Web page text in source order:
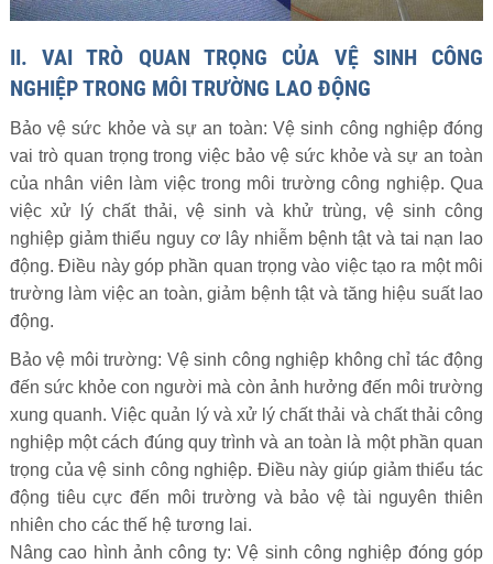
II. VAI TRÒ QUAN TRỌNG CỦA VỆ SINH CÔNG
NGHIỆP TRONG MÔI TRƯỜNG LAO ĐỘNG
Bảo vệ sức khỏe và sự an toàn: Vệ sinh công nghiệp đóng
vai trò quan trọng trong việc bảo vệ sức khỏe và sự an toàn
của nhân viên làm việc trong môi trường công nghiệp. Qua
việc xử lý chất thải, vệ sinh và khử trùng, vệ sinh công
nghiệp giảm thiểu nguy cơ lây nhiễm bệnh tật và tai nạn lao
động. Điều này góp phần quan trọng vào việc tạo ra một môi
trường làm việc an toàn, giảm bệnh tật và tăng hiệu suất lao
động.
Bảo vệ môi trường: Vệ sinh công nghiệp không chỉ tác động
đến sức khỏe con người mà còn ảnh hưởng đến môi trường
xung quanh. Việc quản lý và xử lý chất thải và chất thải công
nghiệp một cách đúng quy trình và an toàn là một phần quan
trọng của vệ sinh công nghiệp. Điều này giúp giảm thiểu tác
động tiêu cực đến môi trường và bảo vệ tài nguyên thiên
nhiên cho các thế hệ tương lai.
Nâng cao hình ảnh công ty: Vệ sinh công nghiệp đóng góp